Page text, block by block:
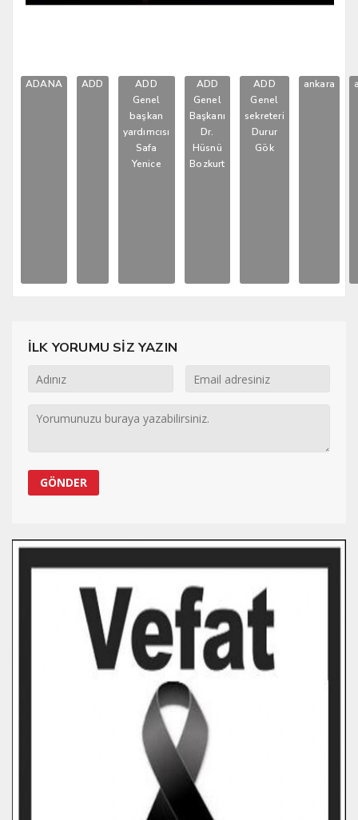
ADANA ADD
ADD
Genel
başkan
yardımcısı
Safa
Yenice
ADD
Genel
Başkanı
Dr.
Hüsnü
Bozkurt
ADD
Genel
sekreteri
Durur
Gök
ankara
İLK YORUMU SİZ YAZIN